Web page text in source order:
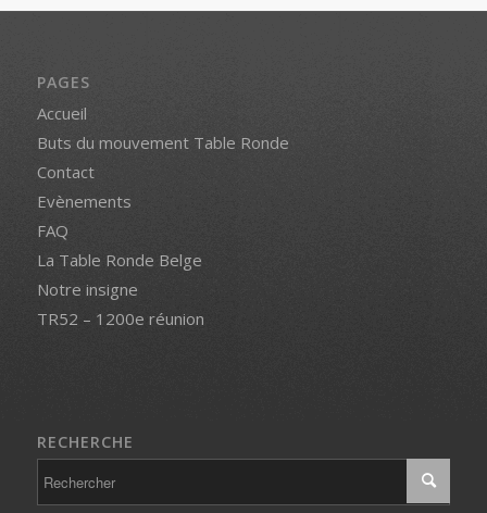
PAGES
Accueil
Buts du mouvement Table Ronde
Contact
Evènements
FAQ
La Table Ronde Belge
Notre insigne
TR52 – 1200e réunion
RECHERCHE